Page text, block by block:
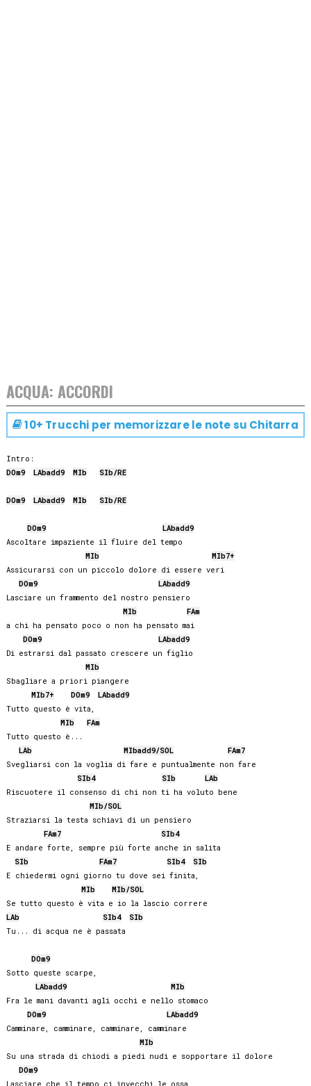
ACQUA: ACCORDI
10+ Trucchi per memorizzare le note su Chitarra
DOm9 LAbadd9 MIb SIb/RE
DOm9 LAbadd9 MIb SIb/RE
DOm9 LAbadd9
Ascoltare impaziente il fluire del tempo
MIb
MIb7+
Assicurarsi con un piccolo dolore di essere veri
DOm9 LAbadd9
Lasciare un frammento del nostro pensiero
MIb
FAm
a chi ha pensato poco o non ha pensato mai
DOm9 LAbadd9
Di estrarsi dal passato crescere un figlio
MIb
Sbagliare a priori piangere
MIb7+ DOm9 LAbadd9
Tutto questo è vita,
MIb
FAm
Tutto questo è...
LAb
MIbadd9/SOL FAm7
Svegliarsi con la voglia di fare e puntualmente non fare
SIb4 SIb
LAb
Riscuotere il consenso di chi non ti ha voluto bene
MIb/SOL
Straziarsi la testa schiavi di un pensiero
FAm7 SIb4
E andare forte, sempre più forte anche in salita
SIb
FAm7 SIb4
SIb
E chiedermi ogni giorno tu dove sei finita,
MIb
MIb/SOL
LAb
SIb4
SIb
Tu... di acqua ne è passata
DOm9
Sotto queste scarpe,
LAbadd9
MIb
Fra le mani davanti agli occhi e nello stomaco
DOm9 LAbadd9
Camminare, camminare, camminare, camminare
MIb
Su una strada di chiodi a piedi nudi e sopportare il dolore
DOm9